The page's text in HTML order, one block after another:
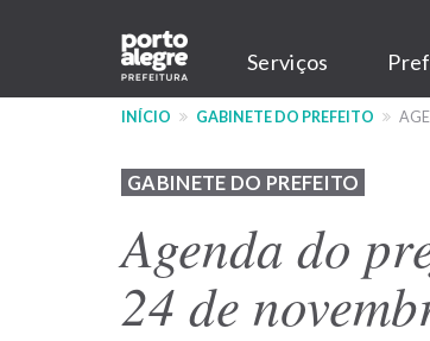
conteúdo
Main
navigation
Serviços
INÍCIO GABINETE DO PREFEITO
GABINETE DO PREFEITO
Agenda do
24 de